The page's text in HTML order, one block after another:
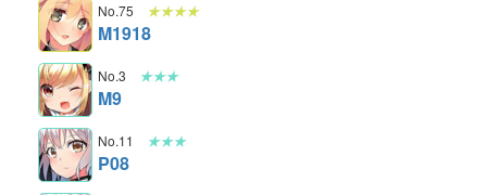
No.75 ★★★★
M1918
No.3 ★★★
M9
No.11 ★★★
P08